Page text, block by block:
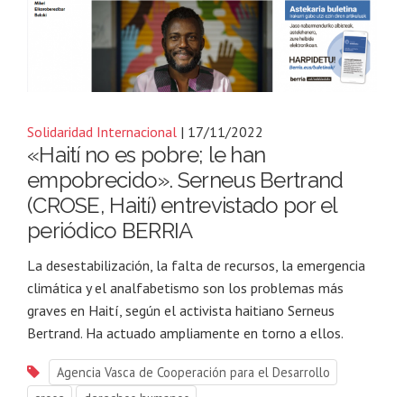
Solidaridad Internacional | 17/11/2022
«Haití no es pobre; le han
empobrecido». Serneus Bertrand
(CROSE, Haití) entrevistado por el
periódico BERRIA
La desestabilización, la falta de recursos, la emergencia
climática y el analfabetismo son los problemas más
graves en Haití, según el activista haitiano Serneus
Bertrand. Ha actuado ampliamente en torno a ellos.
Agencia Vasca de Cooperación para el Desarrollo